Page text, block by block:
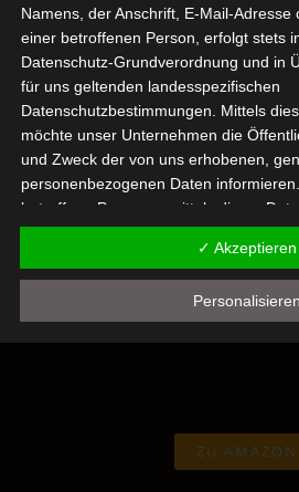
DATENSCHUTZ
Kitty Harper bei
ZU AMAZON
Namens, der Anschrift, E-Mail-Adresse
einer betroffenen Person, erfolgt stets
Datenschutz-Grundverordnung und in
für uns geltenden landesspezifischen
Datenschutzbestimmungen. Mittels
möchte unser Unternehmen die
und Zweck der von uns erhobenen,
personenbezogenen Daten
betroffene Personen mittels dieser
die ihnen zustehenden Rechte
Wir haben als für die Verarbeitung
technische und organisatorische
verarbeiteten personenbezogenen
steht es jeder betroffenen Person frei,
Daten auch auf alternativen Wegen,
✓ Akzeptieren
Personalisieren